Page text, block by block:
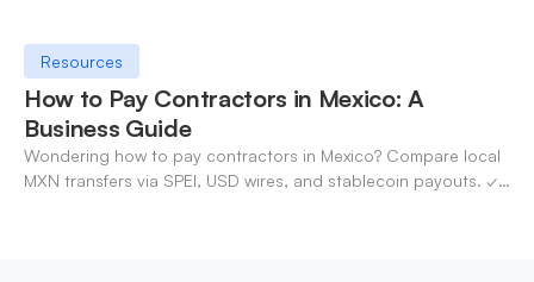
Resources
How to Pay Contractors in Mexico: A
Business Guide
Wondering how to pay contractors in Mexico? Compare local
MXN transfers via SPEI, USD wires, and stablecoin payouts. ✓